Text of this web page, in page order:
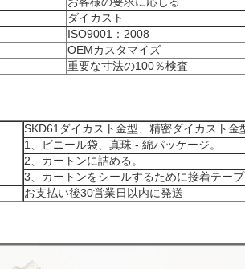
ダイカスト
ISO9001：2008
OEMカスタマイズ
重要な寸法の100％検査
SKD61ダイカスト金型、精密ダイカスト
1、ビニール袋、真珠 - 綿パッケージ。
2、カートンに詰める。
3、カートンをシールするために接着テー
お支払い後30営業日以内に発送